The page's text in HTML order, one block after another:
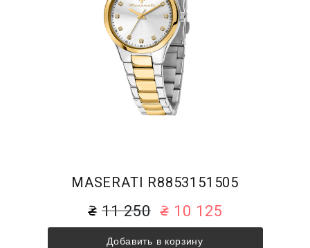
MASERATI R8853151505
11 250 10 125
Добавить в корзину